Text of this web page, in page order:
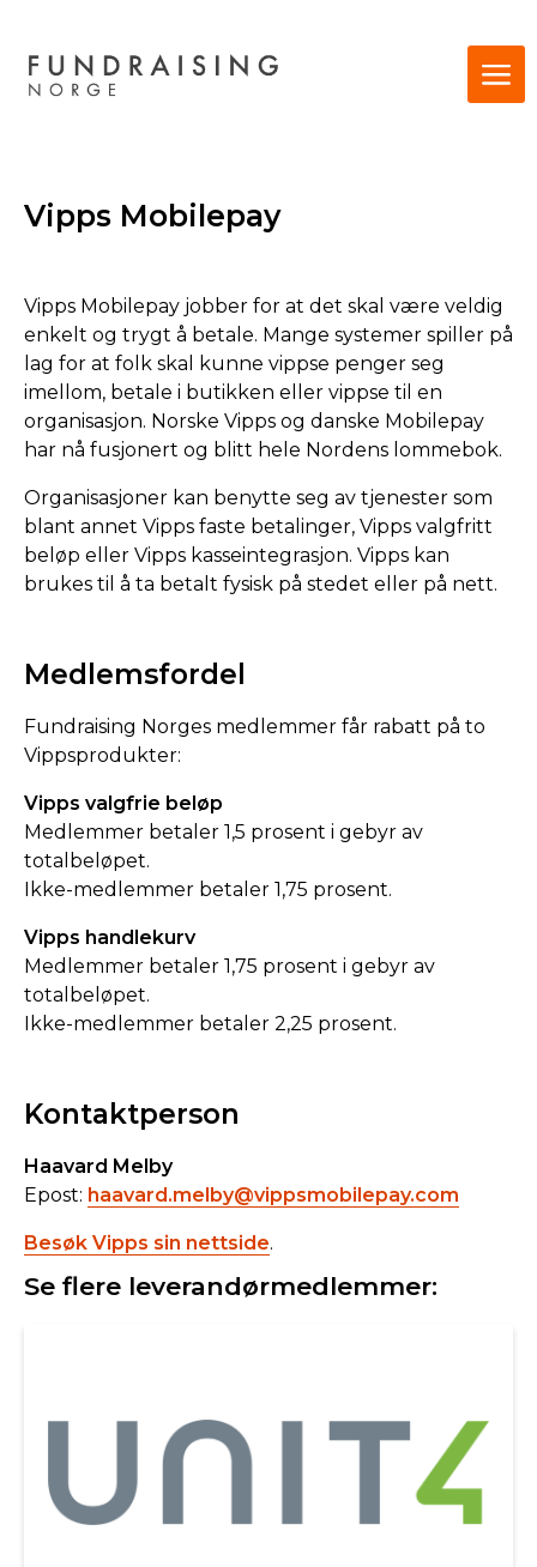
Vipps Mobilepay
Vipps Mobilepay jobber for at det skal være veldig
enkelt og trygt å betale. Mange systemer spiller på
lag for at folk skal kunne vippse penger seg
imellom, betale i butikken eller vippse til en
organisasjon. Norske Vipps og danske Mobilepay
har nå fusjonert og blitt hele Nordens lommebok.
Organisasjoner kan benytte seg av tjenester som
blant annet Vipps faste betalinger, Vipps valgfritt
beløp eller Vipps kasseintegrasjon. Vipps kan
brukes til å ta betalt fysisk på stedet eller på nett.
Medlemsfordel
Fundraising Norges medlemmer får rabatt på to
Vippsprodukter:
Vipps valgfrie beløp
Medlemmer betaler 1,5 prosent i gebyr av
totalbeløpet.
Ikke-medlemmer betaler 1,75 prosent.
Vipps handlekurv
Medlemmer betaler 1,75 prosent i gebyr av
totalbeløpet.
Ikke-medlemmer betaler 2,25 prosent.
Kontaktperson
Haavard Melby
Epost: haavard.melby@vippsmobilepay.com
Besøk Vipps sin nettside.
Se flere leverandørmedlemmer: